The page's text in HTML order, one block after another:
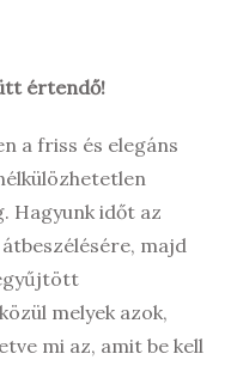
értendő!
a friss és elegáns
Hagyunk időt az
majd
melyek azok,
mi az, amit be kell